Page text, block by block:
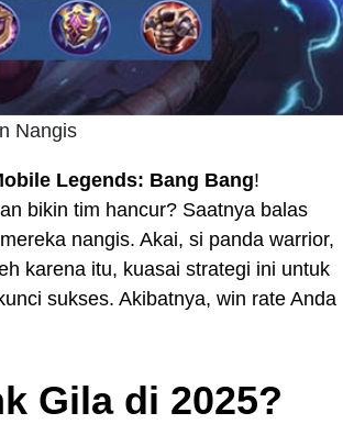
Nangis
Legends: Bang Bang!
bikin tim hancur? Saatnya balas
nangis. Akai, si panda warrior,
karena itu, kuasai strategi ini untuk
sukses. Akibatnya, win rate Anda
Gila di 2025?